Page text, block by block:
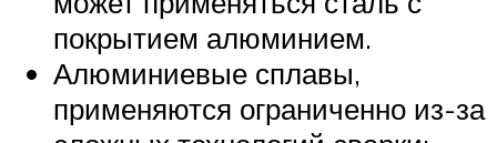
покрытием алюминием.
Алюминиевые сплавы,
применяются ограниченно из-за